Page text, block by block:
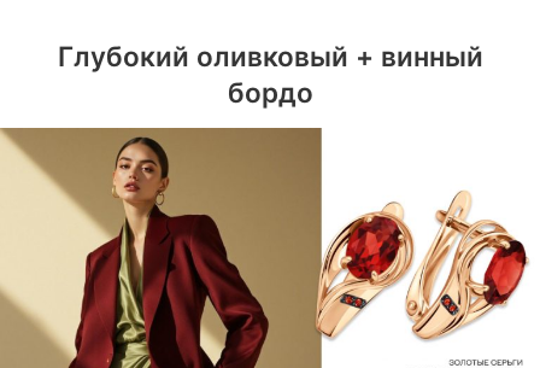
Глубокий оливковый + винный
бордо